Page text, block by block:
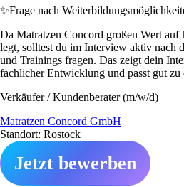
✨Frage nach
Da Matratzen Concord großen Wert
legt, solltest du im Interview aktiv nach
und Trainings fragen. Das zeigt dein
fachlicher Entwicklung und passt gut zu
Verkäufer / Kundenberater (m/w/d)
Matratzen Concord GmbH
Standort: Rostock
Jetzt bewerben